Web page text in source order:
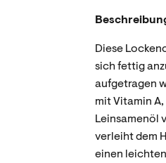
Diese
sich fettig
aufgetragen
mit Vitamin
Leinsamenöl
verleiht dem
einen